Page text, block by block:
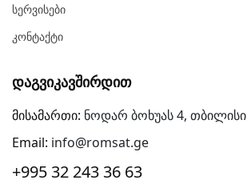
Სერვისები
Კონტაქტი
Დაგვიკავშირდით
მისამართი: ნოდარ ბოხუას 4, თბილისი
Email: info@romsat.ge
+995 32 243 36 63